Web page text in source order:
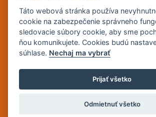
Odborné poradenstvo - Mgr. Beáta Puha, tel.:
IČO: 42165083
DIČ: 2023235731
IČ DPH: SK2023235731
pôdohospodárstva a inovácií| Správca
Táto webová stránka používa
cookie na zabezpečenie správneho
sledovacie súbory cookie, aby sme
ňou komunikujete. Cookies budú
súhlase. Nechaj ma vybrať
Prijať všetko
Odmietnuť všetko